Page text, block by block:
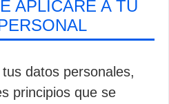
APLICARÉ A TU
datos personales,
principios que se